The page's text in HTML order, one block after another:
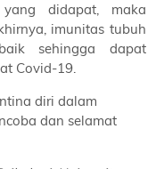
didapat, maka
imunitas tubuh
sehingga dapat
Covid-19.
diri dalam
dan selamat